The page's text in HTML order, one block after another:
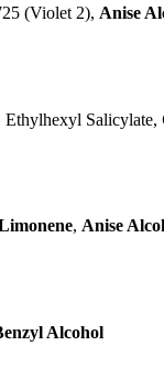
(Violet 2), Anise
Ethylhexyl Salicylate,
, Anise
Alcohol